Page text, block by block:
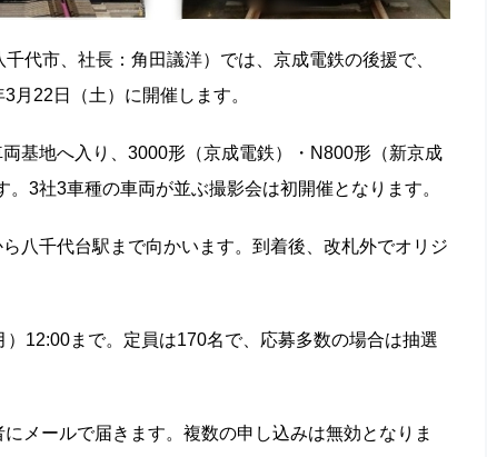
代市、社長：角田議洋）では、京成電鉄の後援で、
月22日（土）に開催します。
基地へ入り、3000形（京成電鉄）・N800形（新京成
3社3車種の車両が並ぶ撮影会は初開催となります。
八千代台駅まで向かいます。到着後、改札外でオリジ
12:00まで。定員は170名で、応募多数の場合は抽選
メールで届きます。複数の申し込みは無効となりま